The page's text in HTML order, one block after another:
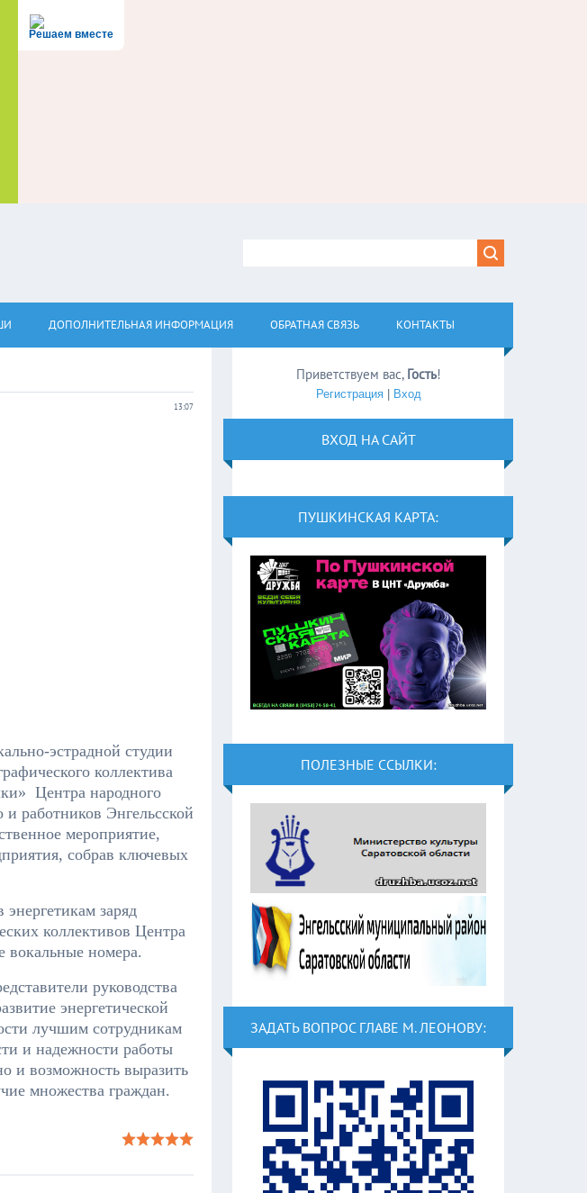
Решаем вместе
ДОПОЛНИТЕЛЬНАЯ ИНФОРМАЦИЯ ОБРАТНАЯ СВЯЗЬ КОНТАКТЫ
13:07
эстрадной студии
коллектива
Центра народного
работников Энгельсской
мероприятие,
собрав ключевых
заряд
коллективов Центра
вокальные номера.
руководства
энергетической
лучшим сотрудникам
и надежности работы
и возможность выразить
множества граждан.
Приветствуем вас, Гость!
Регистрация| Вход
ВХОД НА САЙТ
ПУШКИНСКАЯ КАРТА:
ПОЛЕЗНЫЕ ССЫЛКИ:
ЗАДАТЬ ВОПРОС ГЛАВЕ М. ЛЕОНОВУ: